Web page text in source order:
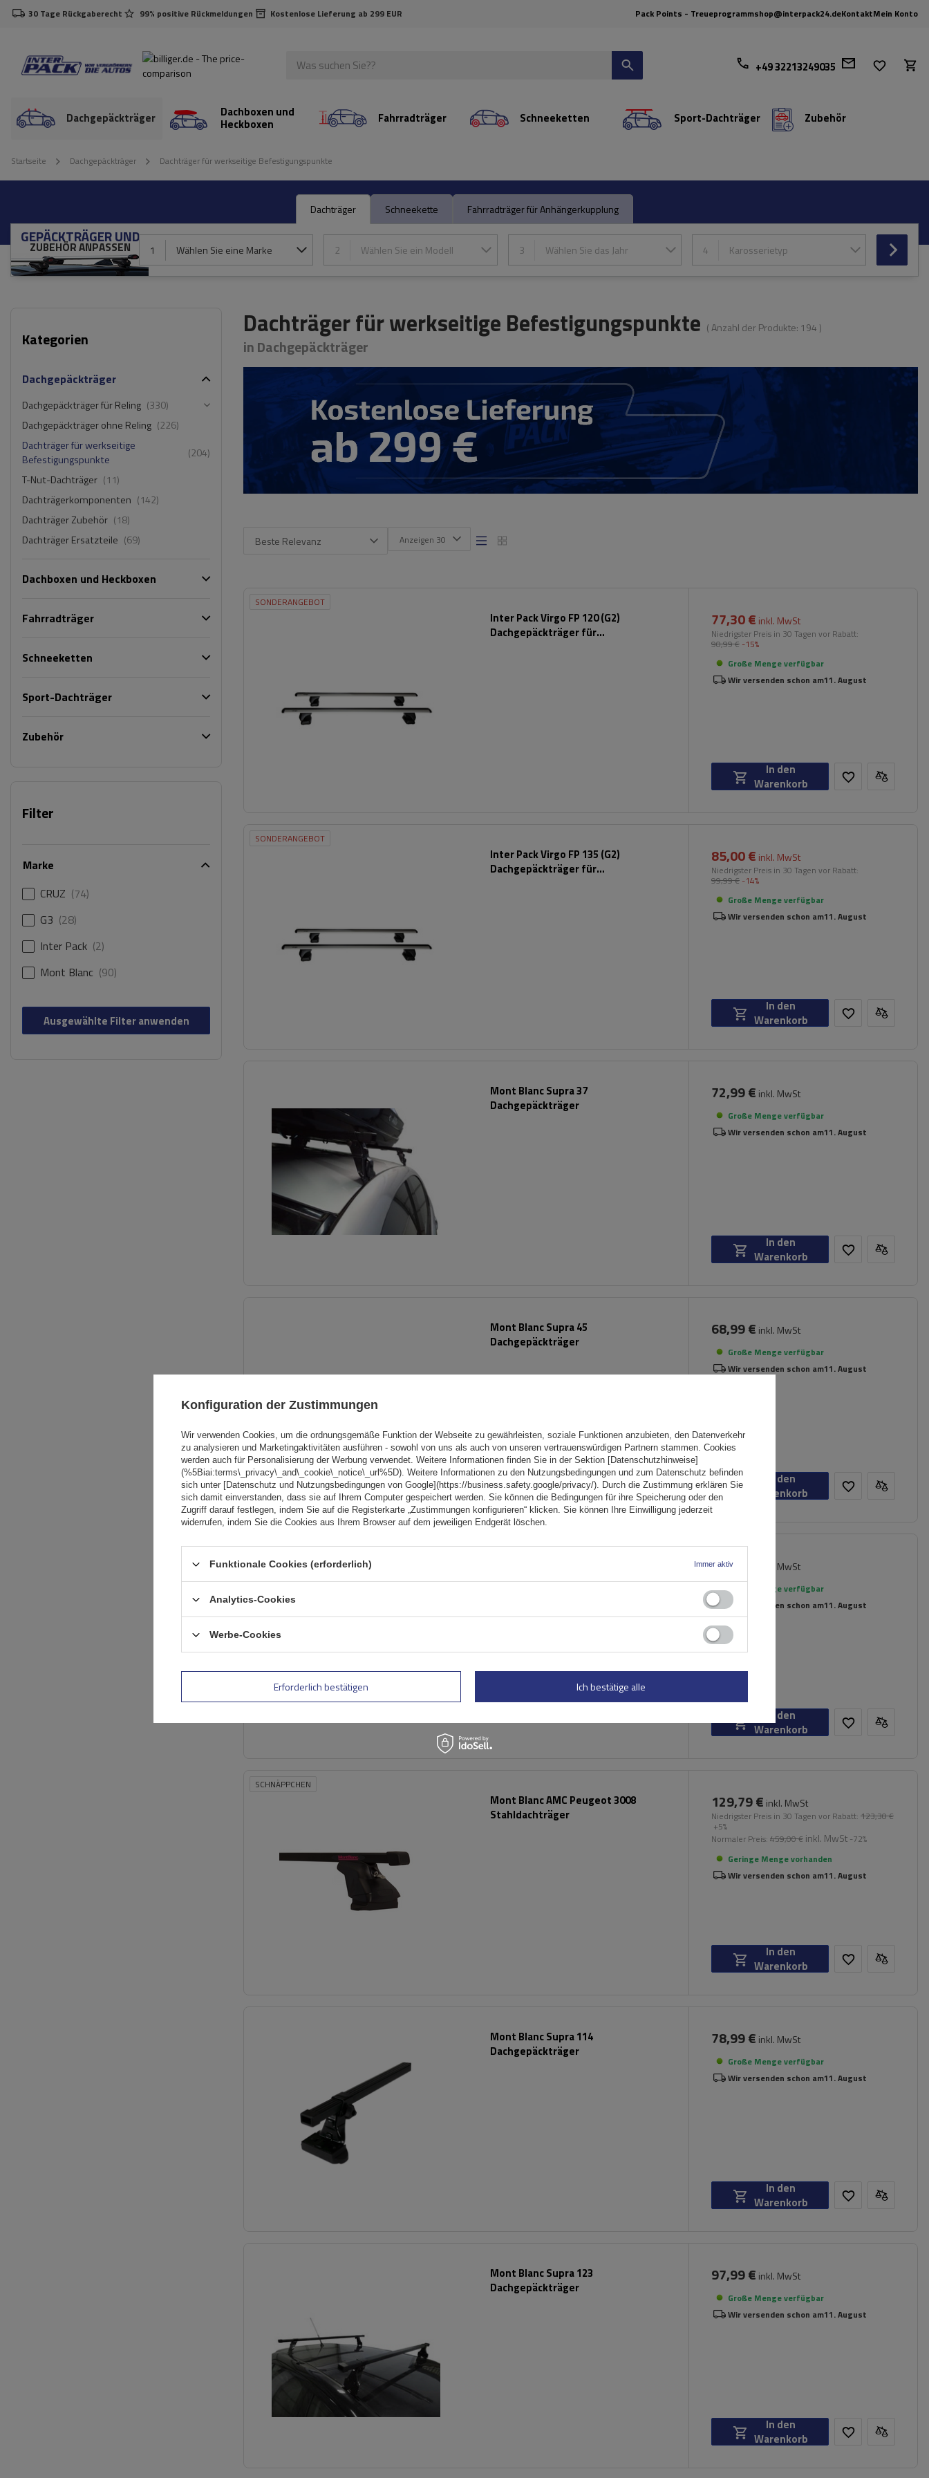
30 Tage Rückgaberecht 99% positive Rückmeldungen Kostenlose Lieferung ab 299 EUR Pack Points - Treueprogrammshop@interpack24.deKontaktMein Konto
+49 32213249035
Dachgepäckträger Dachboxen und
Heckboxen Fahrradträger Schneeketten Sport-Dachträger Zubehör
Startseite Dachgepäckträger Dachträger für werkseitige Befestigungspunkte
Dachträger Schneekette Fahrradträger für Anhängerkupplung
GEPÄCKTRÄGER UND
ZUBEHÖR ANPASSEN 1 Wählen Sie eine Marke 2 Wählen Sie ein Modell 3 Wählen Sie das Jahr 4 Karosserietyp
Kategorien
Dachgepäckträger
Dachgepäckträger für Reling (330)
Dachgepäckträger ohne Reling (226)
Dachträger für werkseitige
Befestigungspunkte
(204)
T-Nut-Dachträger (11)
Dachträgerkomponenten (142)
Dachträger Zubehör (18)
Dachträger Ersatzteile (69)
Dachboxen und Heckboxen
Fahrradträger
Schneeketten
Sport-Dachträger
Zubehör
Filter
Marke
CRUZ 74
G3 28
Inter Pack 2
Mont Blanc 90
Ausgewählte Filter anwenden
Dachträger für werkseitige Befestigungspunkte ( Anzahl der Produkte: 194 )
in Dachgepäckträger
Beste Relevanz Anzeigen 30
SONDERANGEBOT
Inter Pack Virgo FP 120 (G2)
Dachgepäckträger für
77,30 € inkl. MwSt
Niedrigster Preis in 30 Tagen vor Rabatt:
90,99 € -15%
Große Menge verfügbar
Wir versenden schon am11. August
In den
Warenkorb
SONDERANGEBOT
Inter Pack Virgo FP 135 (G2)
Dachgepäckträger für
85,00 € inkl. MwSt
Niedrigster Preis in 30 Tagen vor Rabatt:
99,99 € -14%
Große Menge verfügbar
Wir versenden schon am11. August
In den
Warenkorb
Mont Blanc Supra 37
Dachgepäckträger
72,99 € inkl. MwSt
Große Menge verfügbar
Wir versenden schon am11. August
In den
Warenkorb
Mont Blanc Supra 45
Dachgepäckträger
68,99 € inkl. MwSt
Große Menge verfügbar
Wir versenden schon am11. August
In den
Warenkorb
Dachgepäckträger
75,99 € inkl. MwSt
Große Menge verfügbar
Wir versenden schon am11. August
In den
Warenkorb
SCHNÄPPCHEN
Mont Blanc AMC Peugeot 3008
Stahldachträger
129,79 € inkl. MwSt
Niedrigster Preis in 30 Tagen vor Rabatt: 123,30 €
+5%
Normaler Preis: 459,00 € inkl. MwSt -72%
Geringe Menge vorhanden
Wir versenden schon am11. August
In den
Warenkorb
Mont Blanc Supra 114
Dachgepäckträger
78,99 € inkl. MwSt
Große Menge verfügbar
Wir versenden schon am11. August
In den
Warenkorb
Mont Blanc Supra 123
Dachgepäckträger
97,99 € inkl. MwSt
Große Menge verfügbar
Wir versenden schon am11. August
In den
Warenkorb
Konfiguration der Zustimmungen
Wir verwenden Cookies, um die ordnungsgemäße Funktion der Webseite zu gewährleisten, soziale Funktionen anzubieten, den Datenverkehr
zu analysieren und Marketingaktivitäten ausführen - sowohl von uns als auch von unseren vertrauenswürdigen Partnern stammen. Cookies
werden auch für Personalisierung der Werbung verwendet. Weitere Informationen finden Sie in der Sektion [Datenschutzhinweise]
(%5Biai:terms\_privacy\_and\_cookie\_notice\_url%5D). Weitere Informationen zu den Nutzungsbedingungen und zum Datenschutz befinden
sich unter [Datenschutz und Nutzungsbedingungen von Google](https://business.safety.google/privacy/). Durch die Zustimmung erklären Sie
sich damit einverstanden, dass sie auf Ihrem Computer gespeichert werden. Sie können die Bedingungen für ihre Speicherung oder den
Zugriff darauf festlegen, indem Sie auf die Registerkarte „Zustimmungen konfigurieren“ klicken. Sie können Ihre Einwilligung jederzeit
widerrufen, indem Sie die Cookies aus Ihrem Browser auf dem jeweiligen Endgerät löschen.
Funktionale Cookies (erforderlich) Immer aktiv
Analytics-Cookies
Werbe-Cookies
Erforderlich bestätigen Ich bestätige alle